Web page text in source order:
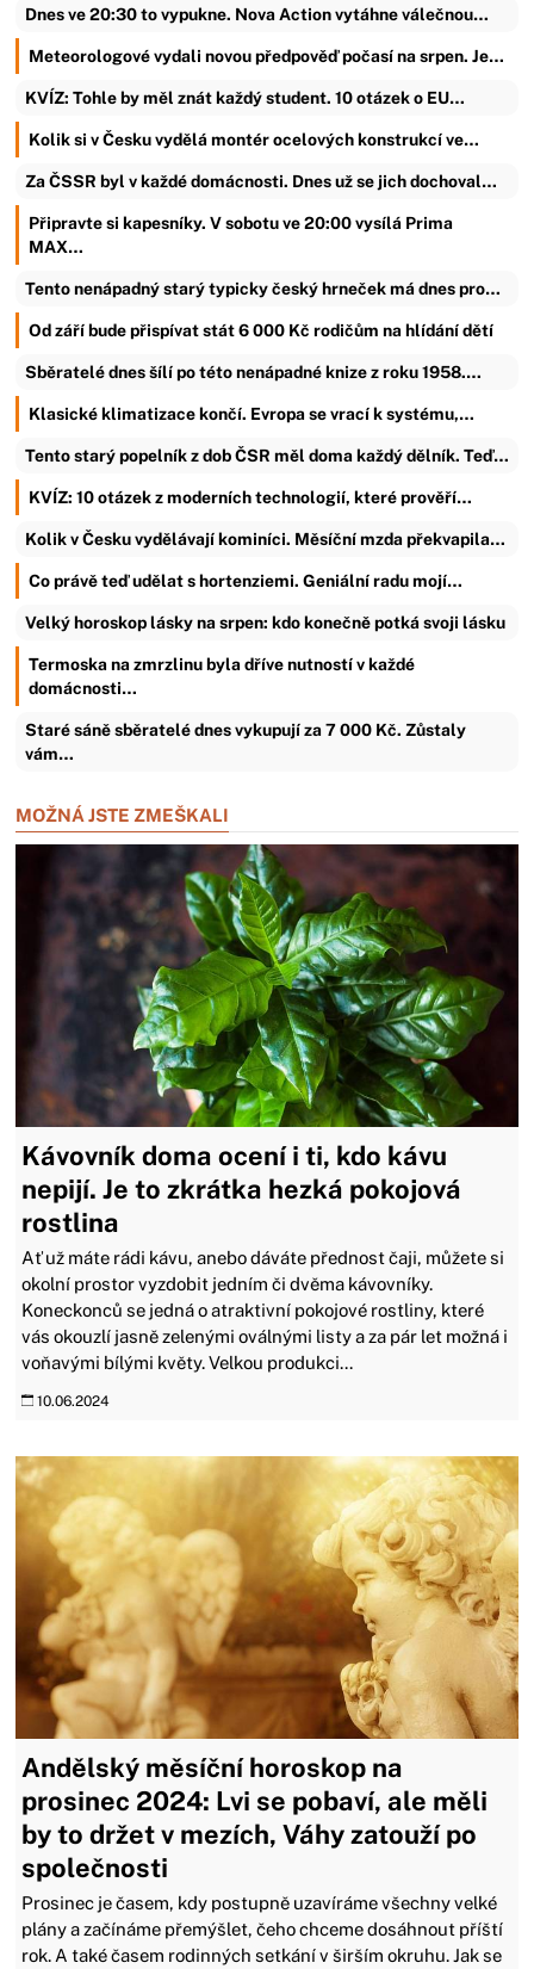
Dnes ve 20:30 to vypukne. Nova Action vytáhne válečnou…
Meteorologové vydali novou předpověď počasí na srpen. Je…
KVÍZ: Tohle by měl znát každý student. 10 otázek o EU…
Kolik si v Česku vydělá montér ocelových konstrukcí ve…
Za ČSSR byl v každé domácnosti. Dnes už se jich dochoval…
Připravte si kapesníky. V sobotu ve 20:00 vysílá Prima
MAX…
Tento nenápadný starý typicky český hrneček má dnes pro…
Od září bude přispívat stát 6 000 Kč rodičům na hlídání dětí
Sběratelé dnes šílí po této nenápadné knize z roku 1958.…
Klasické klimatizace končí. Evropa se vrací k systému,…
Tento starý popelník z dob ČSR měl doma každý dělník. Teď…
KVÍZ: 10 otázek z moderních technologií, které prověří…
Kolik v Česku vydělávají kominíci. Měsíční mzda překvapila…
Co právě teď udělat s hortenziemi. Geniální radu mojí…
Velký horoskop lásky na srpen: kdo konečně potká svoji lásku
Termoska na zmrzlinu byla dříve nutností v každé
domácnosti…
Staré sáně sběratelé dnes vykupují za 7 000 Kč. Zůstaly
vám…
MOŽNÁ JSTE ZMEŠKALI
Kávovník doma ocení i ti, kdo kávu
nepijí. Je to zkrátka hezká pokojová
rostlina
Ať už máte rádi kávu, anebo dáváte přednost čaji, můžete si
okolní prostor vyzdobit jedním či dvěma kávovníky.
Koneckonců se jedná o atraktivní pokojové rostliny, které
vás okouzlí jasně zelenými oválnými listy a za pár let možná i
voňavými bílými květy. Velkou produkci...
10.06.2024
Andělský měsíční horoskop na
prosinec 2024: Lvi se pobaví, ale měli
by to držet v mezích, Váhy zatouží po
společnosti
Prosinec je časem, kdy postupně uzavíráme všechny velké
plány a začínáme přemýšlet, čeho chceme dosáhnout příští
rok. A také časem rodinných setkání v širším okruhu. Jak se